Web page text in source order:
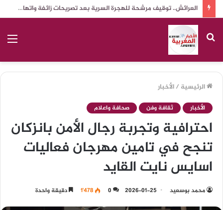
العرائش.. توقيف مرشحة للهجرة السرية بعد تصريحات زائفة واتهامات كيدية ضد جهات رسمية
بحث
عن
الرئيسية /الأخبار
الأخبار ثقافة وفن صحافة واعلام
احترافية وتجربة رجال الأمن بانزكان
تنجح في تامين مهرجان فعاليات
اسايس نايت القايد
محمد بوسعيد 2026-01-25
0 1٬478 دقيقة واحدة